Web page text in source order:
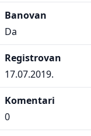
Banovan
Da
Registrovan
17.07.2019.
Komentari
0